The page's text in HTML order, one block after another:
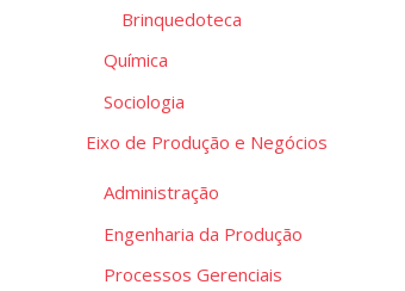
Brinquedoteca
Química
Sociologia
Eixo de Produção e Negócios
Administração
Engenharia da Produção
Processos Gerenciais